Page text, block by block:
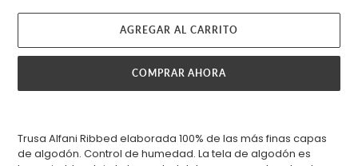
AGREGAR AL CARRITO
COMPRAR AHORA
producto
a
Trusa Alfani Ribbed elaborada 100% de las más finas capas
de algodón. Control de humedad. La tela de algodón es